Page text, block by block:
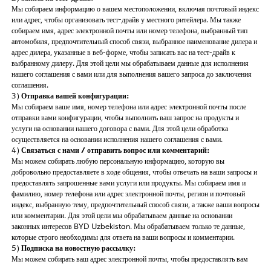
Мы собираем информацию о вашем местоположении, включая почтовый индекс
или адрес, чтобы организовать тест-драйв у местного ритейлера. Мы также
собираем имя, адрес электронной почты или номер телефона, выбранный тип
автомобиля, предпочтительный способ связи, выбранное наименование дилера и
адрес дилера, указанные в веб-форме, чтобы записать вас на тест-драйв к
выбранному дилеру. Для этой цели мы обрабатываем данные для исполнения
нашего соглашения с вами или для выполнения вашего запроса до заключения
соглашения.
3) Отправка вашей конфигурации:
Мы собираем ваше имя, номер телефона или адрес электронной почты после
отправки вами конфигурации, чтобы выполнить ваш запрос на продукты и
услуги на основании нашего договора с вами. Для этой цели обработка
осуществляется на основании исполнения нашего соглашения с вами.
4) Связаться с нами / отправить вопрос или комментарий:
Мы можем собирать любую персональную информацию, которую вы
добровольно предоставляете в ходе общения, чтобы отвечать на ваши запросы и
предоставлять запрошенные вами услуги или продукты. Мы собираем имя и
фамилию, номер телефона или адрес электронной почты, регион и почтовый
индекс, выбранную тему, предпочтительный способ связи, а также ваши вопросы
или комментарии. Для этой цели мы обрабатываем данные на основании
законных интересов BYD Uzbekistan. Мы обрабатываем только те данные,
которые строго необходимы для ответа на ваши вопросы и комментарии.
5) Подписка на новостную рассылку:
Мы можем собирать ваш адрес электронной почты, чтобы предоставлять вам